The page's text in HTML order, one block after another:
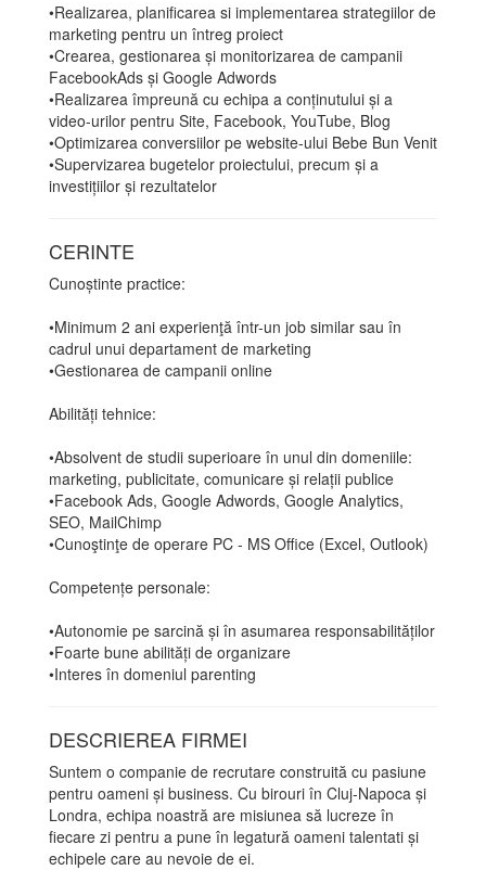
•Realizarea, planificarea si implementarea strategiilor de
marketing pentru un întreg proiect
•Crearea, gestionarea și monitorizarea de campanii
FacebookAds și Google Adwords
•Realizarea împreună cu echipa a conținutului și a
video-urilor pentru Site, Facebook, YouTube, Blog
•Optimizarea conversiilor pe website-ului Bebe Bun Venit
•Supervizarea bugetelor proiectului, precum și a
investițiilor și rezultatelor
CERINTE
Cunoștinte practice:
•Minimum 2 ani experienţă într-un job similar sau în
cadrul unui departament de marketing
•Gestionarea de campanii online
Abilități tehnice:
•Absolvent de studii superioare în unul din domeniile:
marketing, publicitate, comunicare și relații publice
•Facebook Ads, Google Adwords, Google Analytics,
SEO, MailChimp
•Cunoştinţe de operare PC - MS Office (Excel, Outlook)
Competențe personale:
•Autonomie pe sarcină și în asumarea responsabilităților
•Foarte bune abilități de organizare
•Interes în domeniul parenting
DESCRIEREA FIRMEI
Suntem o companie de recrutare construită cu pasiune
pentru oameni și business. Cu birouri în Cluj-Napoca și
Londra, echipa noastră are misiunea să lucreze în
fiecare zi pentru a pune în legatură oameni talentati și
echipele care au nevoie de ei.